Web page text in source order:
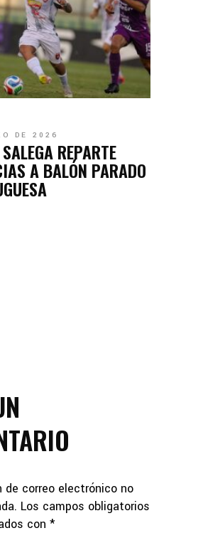
DE 2026
REPARTE
A BALÓN PARADO
de correo electrónico no
Los campos obligatorios
con *